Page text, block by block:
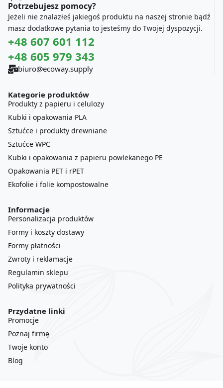
Potrzebujesz pomocy?
Jeżeli nie znalazłeś jakiegoś produktu na naszej stronie bądź
masz dodatkowe pytania to jesteśmy do Twojej dyspozycji.
+48 607 601 112
+48 605 979 343
biuro@ecoway.supply
Kategorie produktów
Produkty z papieru i celulozy
Kubki i opakowania PLA
Sztućce i produkty drewniane
Sztućce WPC
Kubki i opakowania z papieru powlekanego PE
Opakowania PET i rPET
Ekofolie i folie kompostowalne
Informacje
Personalizacja produktów
Formy i koszty dostawy
Formy płatności
Zwroty i reklamacje
Regulamin sklepu
Polityka prywatności
Przydatne linki
Promocje
Poznaj firmę
Twoje konto
Blog